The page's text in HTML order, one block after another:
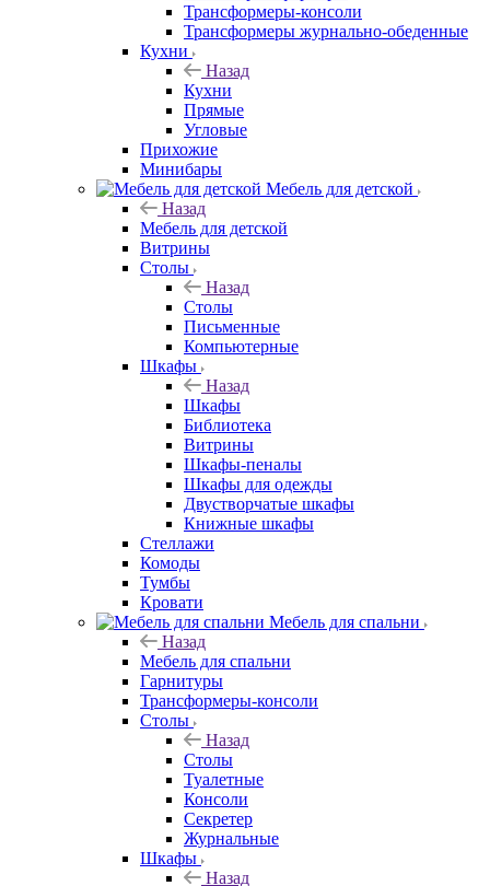
Трансформеры-консоли
Трансформеры журнально-обеденные
Кухни
Назад
Кухни
Прямые
Угловые
Прихожие
Минибары
Мебель для детской
Назад
Мебель для детской
Витрины
Столы
Назад
Столы
Письменные
Компьютерные
Шкафы
Назад
Шкафы
Библиотека
Витрины
Шкафы-пеналы
Шкафы для одежды
Двустворчатые шкафы
Книжные шкафы
Стеллажи
Комоды
Тумбы
Кровати
Мебель для спальни
Назад
Мебель для спальни
Гарнитуры
Трансформеры-консоли
Столы
Назад
Столы
Туалетные
Консоли
Секретер
Журнальные
Шкафы
Назад